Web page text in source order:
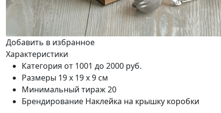
Добавить в избранное
Характеристики
Категория от 1001 до 2000 руб.
Размеры 19 х 19 х 9 см
Минимальный тираж20
Брендирование Наклейка на крышку коробки